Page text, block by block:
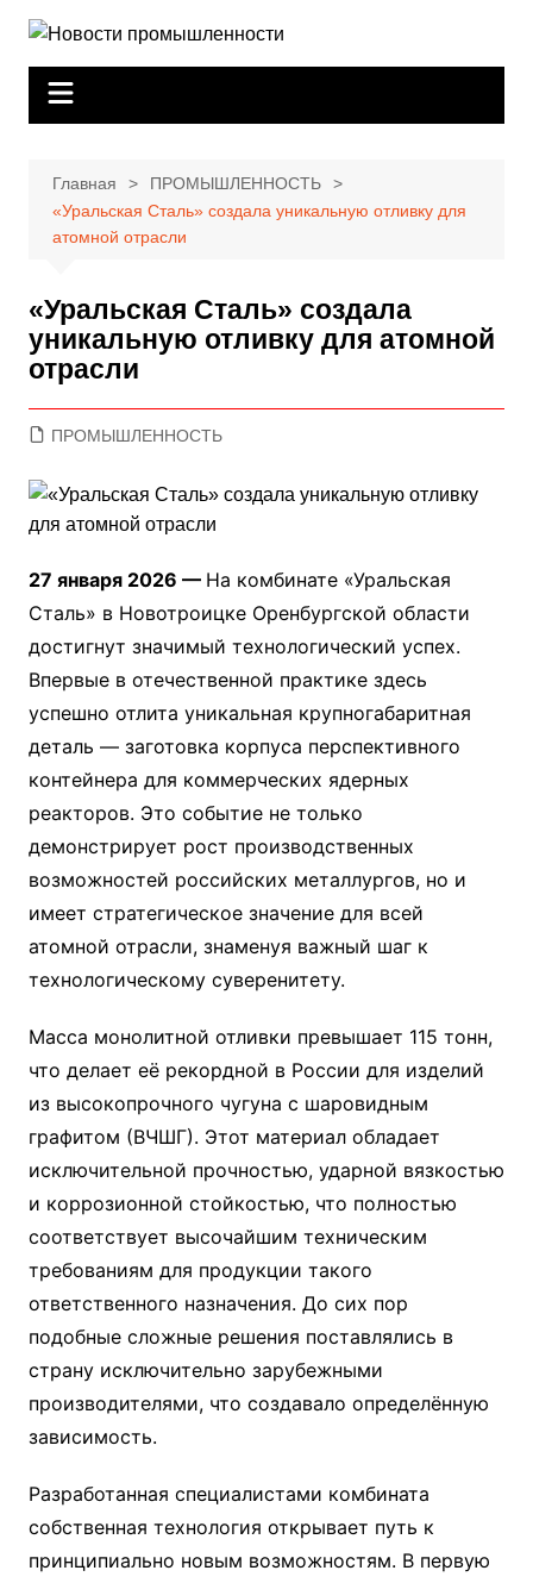
содержимому
Главная
ПРОМЫШЛЕННОСТЬ
«Уральская Сталь» создала уникальную отливку для
атомной отрасли
«Уральская Сталь» создала
уникальную отливку для атомной
отрасли
ПРОМЫШЛЕННОСТЬ
27 января 2026 — На комбинате «Уральская
Сталь» в Новотроицке Оренбургской области
достигнут значимый технологический успех.
Впервые в отечественной практике здесь
успешно отлита уникальная крупногабаритная
деталь — заготовка корпуса перспективного
контейнера для коммерческих ядерных
реакторов. Это событие не только
демонстрирует рост производственных
возможностей российских металлургов, но и
имеет стратегическое значение для всей
атомной отрасли, знаменуя важный шаг к
технологическому суверенитету.
Масса монолитной отливки превышает 115 тонн,
что делает её рекордной в России для изделий
из высокопрочного чугуна с шаровидным
графитом (ВЧШГ). Этот материал обладает
исключительной прочностью, ударной вязкостью
и коррозионной стойкостью, что полностью
соответствует высочайшим техническим
требованиям для продукции такого
ответственного назначения. До сих пор
подобные сложные решения поставлялись в
страну исключительно зарубежными
производителями, что создавало определённую
зависимость.
Разработанная специалистами комбината
собственная технология открывает путь к
принципиально новым возможностям. В первую